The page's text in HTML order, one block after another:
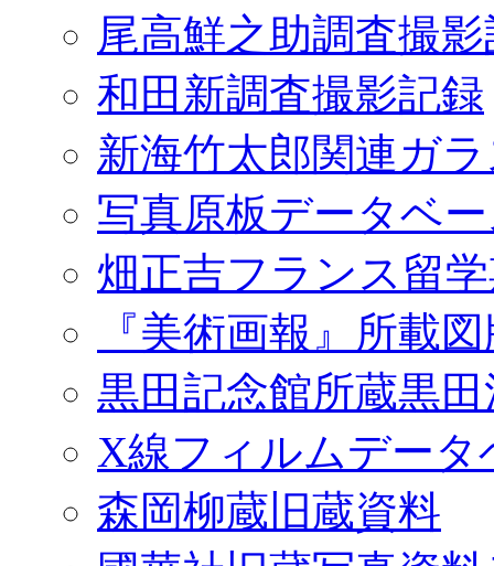
尾高鮮之助調査撮
和田新調査撮影記録
新海竹太郎関連ガ
写真原板データベ
畑正吉フランス留
『美術画報』所載
黒田記念館所蔵黒
X線フィルムデータ
森岡柳蔵旧蔵資料